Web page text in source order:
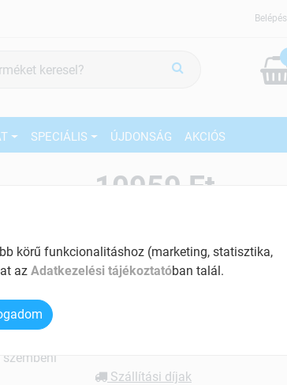
Belépés
SPECIÁLIS ÚJDONSÁG AKCIÓS
10959 Ft
Készletinformáció:
Elfogyott
Szállítási díjak
körű funkcionalitáshoz (marketing, statisztika,
az Adatkezelési tájékoztatóban talál.